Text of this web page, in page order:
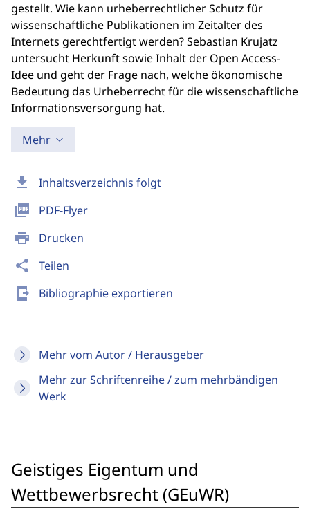
download Inhaltsverzeichnis folgt
picture_as_pdf PDF-Flyer
print Drucken
share Teilen
send_to_mobile Bibliographie exportieren
Mehr vom Autor / Herausgeber
Mehr zur Schriftenreihe / zum mehrbändigen
Werk
gestellt. Wie kann urheberrechtlicher Schutz für
wissenschaftliche Publikationen im Zeitalter des
Internets gerechtfertigt werden? Sebastian Krujatz
untersucht Herkunft sowie Inhalt der Open Access-
Idee und geht der Frage nach, welche ökonomische
Bedeutung das Urheberrecht für die wissenschaftliche
Informationsversorgung hat.
Mehr
Geistiges Eigentum und
Wettbewerbsrecht (GEuWR)